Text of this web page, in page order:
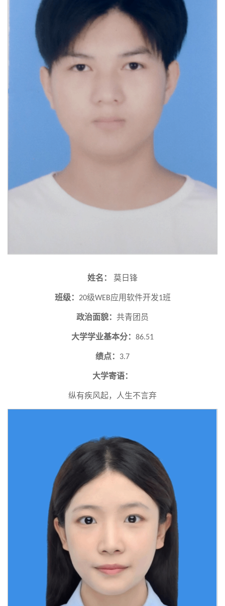
姓名： 莫日锋
班级： 20级WEB应用软件开发1班
政治面貌： 共青团员
大学学业基本分： 86.51
绩点： 3.7
大学寄语：
纵有疾风起，人生不言弃